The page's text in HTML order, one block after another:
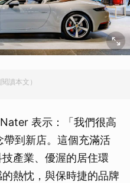
讀本文）
表示：「我們很高
到新店。這個充滿活
產業、優渥的居住環
熱忱，與保時捷的品牌